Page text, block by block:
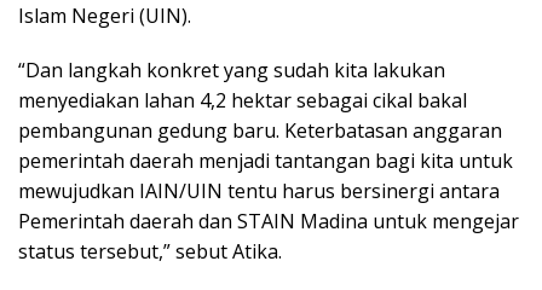
Islam Negeri (UIN).
“Dan langkah konkret yang sudah kita lakukan
menyediakan lahan 4,2 hektar sebagai cikal bakal
pembangunan gedung baru. Keterbatasan anggaran
pemerintah daerah menjadi tantangan bagi kita untuk
mewujudkan IAIN/UIN tentu harus bersinergi antara
Pemerintah daerah dan STAIN Madina untuk mengejar
status tersebut,” sebut Atika.